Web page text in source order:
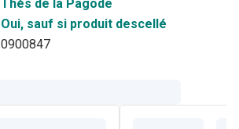
Thés de la Pagode
Oui, sauf si produit descellé
0900847